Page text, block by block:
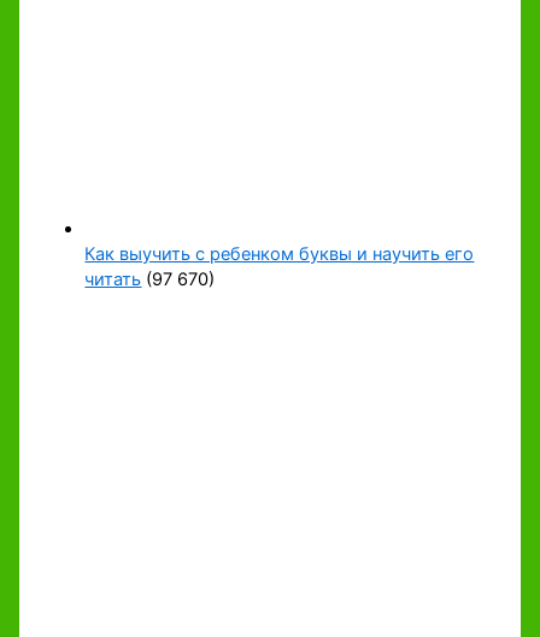
Как выучить с ребенком буквы и научить его
читать (97 670)